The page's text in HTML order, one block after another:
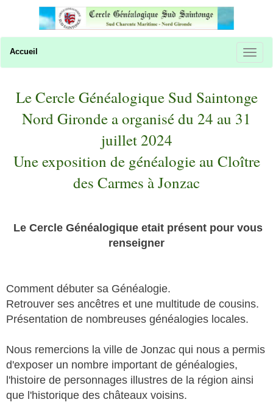
Accueil
Le Cercle Généalogique Sud Saintonge
Nord Gironde a organisé du 24 au 31
juillet 2024
Une exposition de généalogie au Cloître
des Carmes à Jonzac
Le Cercle Généalogique etait présent pour vous
renseigner
Comment débuter sa Généalogie.
Retrouver ses ancêtres et une multitude de cousins.
Présentation de nombreuses généalogies locales.
Nous remercions la ville de Jonzac qui nous a permis
d'exposer un nombre important de généalogies,
l'histoire de personnages illustres de la région ainsi
que l'historique des châteaux voisins.